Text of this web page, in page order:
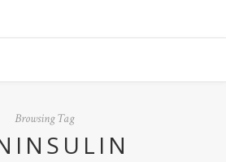
Browsing Tag